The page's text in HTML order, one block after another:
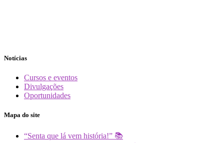
Notícias
Cursos e eventos
Divulgações
Oportunidades
Mapa do site
“Senta que lá vem história!” 📚